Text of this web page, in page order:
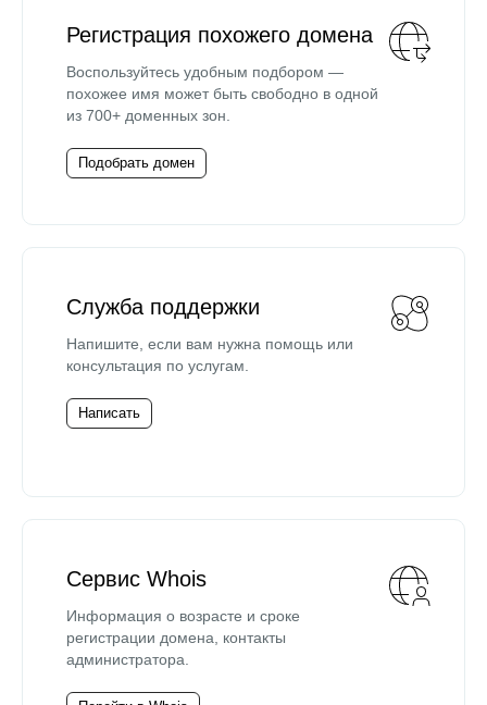
Регистрация похожего домена
Воспользуйтесь удобным подбором —
похожее имя может быть свободно в одной
из 700+ доменных зон.
Подобрать домен
Служба поддержки
Напишите, если вам нужна помощь или
консультация по услугам.
Написать
Сервис Whois
Информация о возрасте и сроке
регистрации домена, контакты
администратора.